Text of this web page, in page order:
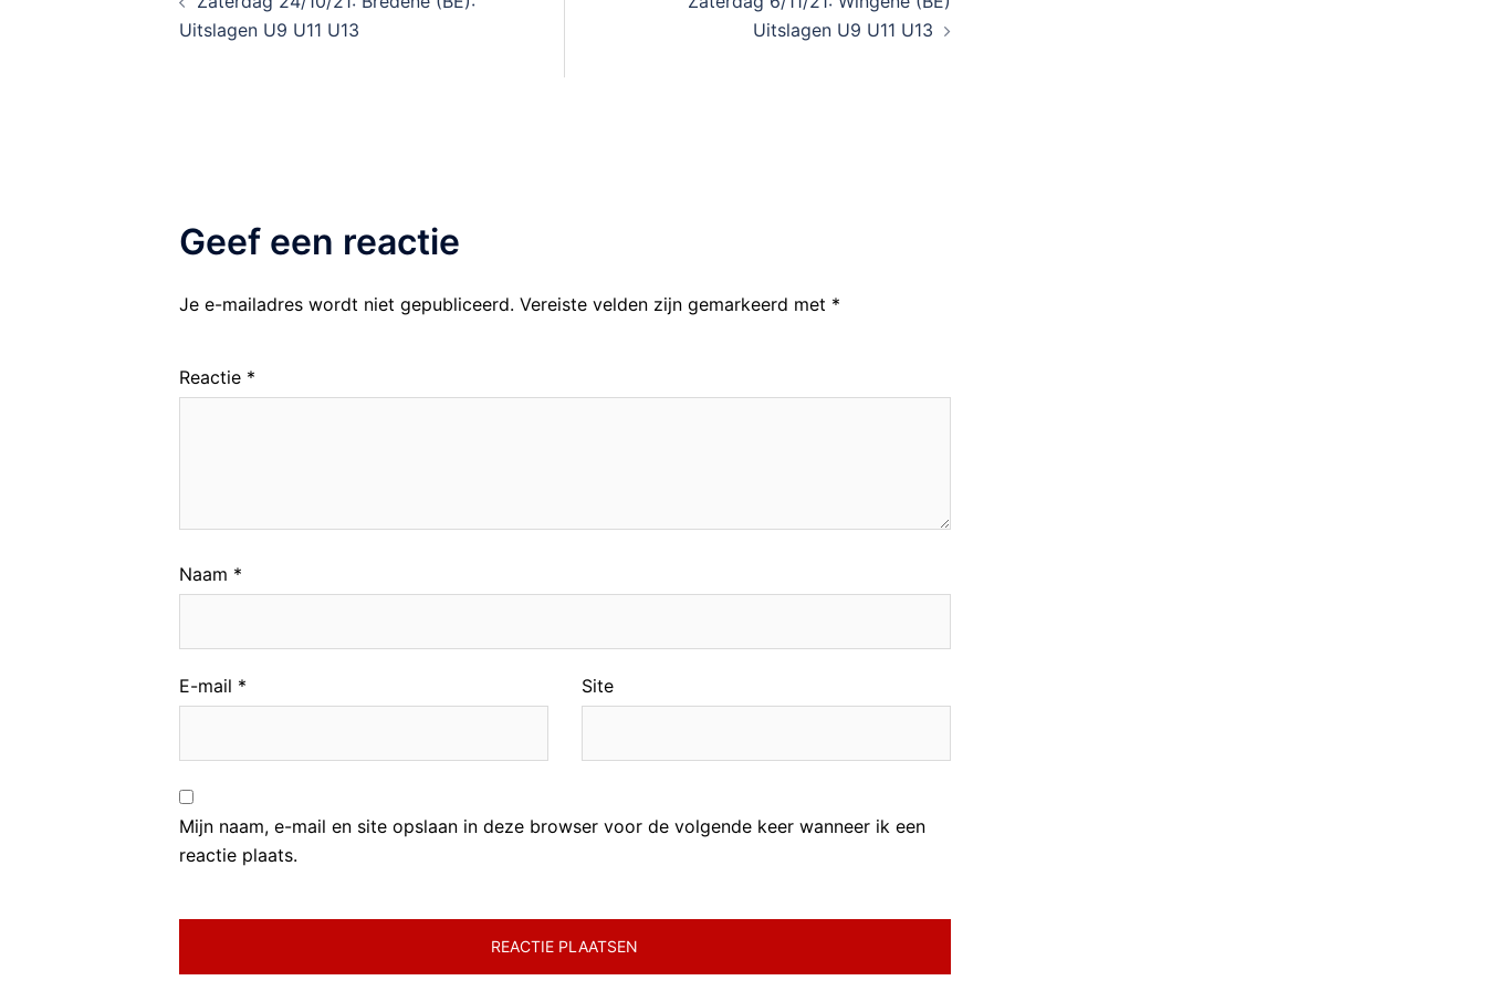
Uitslagen U9 U11 U13
Uitslagen U9 U11 U13
Geef een reactie
Je e-mailadres wordt niet gepubliceerd. Vereiste velden zijn gemarkeerd met *
Reactie *
Naam *
E-mail * Site
Mijn naam, e-mail en site opslaan in deze browser voor de volgende keer wanneer ik een
reactie plaats.